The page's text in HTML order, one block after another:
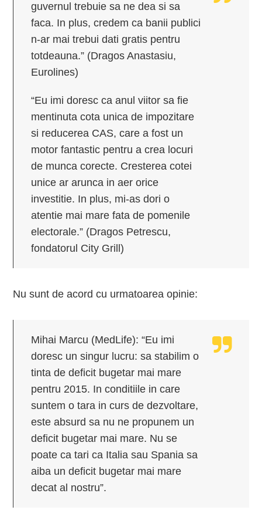
guvernul trebuie sa ne dea si sa
faca. In plus, credem ca banii publici
n-ar mai trebui dati gratis pentru
totdeauna.” (Dragos Anastasiu,
Eurolines)
“Eu imi doresc ca anul viitor sa fie
mentinuta cota unica de impozitare
si reducerea CAS, care a fost un
motor fantastic pentru a crea locuri
de munca corecte. Cresterea cotei
unice ar arunca in aer orice
investitie. In plus, mi-as dori o
atentie mai mare fata de pomenile
electorale.” (Dragos Petrescu,
fondatorul City Grill)
Nu sunt de acord cu urmatoarea opinie:
Mihai Marcu (MedLife): “Eu imi
doresc un singur lucru: sa stabilim o
tinta de deficit bugetar mai mare
pentru 2015. In conditiile in care
suntem o tara in curs de dezvoltare,
este absurd sa nu ne propunem un
deficit bugetar mai mare. Nu se
poate ca tari ca Italia sau Spania sa
aiba un deficit bugetar mai mare
decat al nostru”.